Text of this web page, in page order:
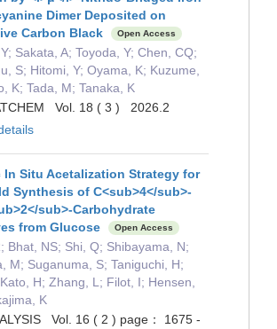
Dimer Deposited on
Carbon Black
Open Access
Sakata, A; Toyoda, Y; Chen, CQ;
S; Hitomi, Y; Oyama, K; Kuzume,
K; Tada, M; Tanaka, K
Vol. 18 ( 3 ) 2026.2
In Situ Acetalization Strategy for
Synthesis of C<sub>4</sub>-
sub>-Carbohydrate
from Glucose
Open Access
Bhat, NS; Shi, Q; Shibayama, N;
M; Suganuma, S; Taniguchi, H;
H; Zhang, L; Filot, I; Hensen,
K
Vol. 16 ( 2 ) page： 1675 -